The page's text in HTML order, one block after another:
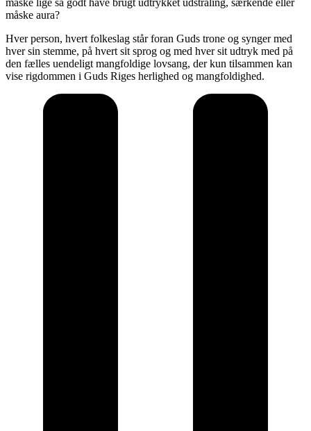
måske aura?
Hver person, hvert folkeslag står foran Guds trone og synger med
hver sin stemme, på hvert sit sprog og med hver sit udtryk med på
den fælles uendeligt mangfoldige lovsang, der kun tilsammen kan
vise rigdommen i Guds Riges herlighed og mangfoldighed.